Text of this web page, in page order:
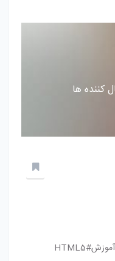
کننده ها
آموزشHTML5#